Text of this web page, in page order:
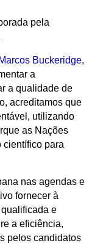
pela
Marcos Buckeridge,
a
a qualidade de
acreditamos que
utilizando
as Nações
científico para
nas agendas e
fornecer à
e
a eficiência,
pelos candidatos